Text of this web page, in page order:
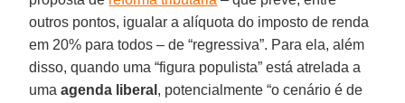
outros pontos, igualar a alíquota do imposto de renda
em 20% para todos – de “regressiva”. Para ela, além
disso, quando uma “figura populista” está atrelada a
umaagenda liberal , potencialmente “o cenário é de